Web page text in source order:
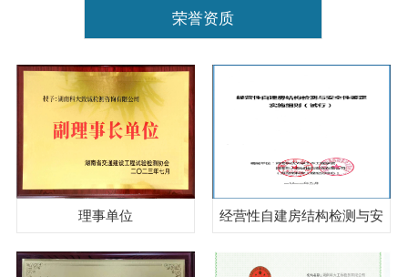
荣誉资质
理事单位 经营性自建房结构检测与安